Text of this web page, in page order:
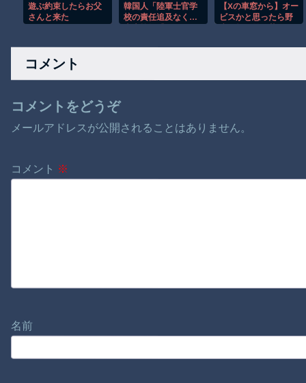
遊ぶ約束したらお父
さんと来た
韓国人「陸軍士官学
校の責任追及なく…
性』と警告」
【Xの車窓から】オー
ビスかと思ったら野
コメント
コメントをどうぞ
メールアドレスが公開されることはありません。
コメント ※
名前